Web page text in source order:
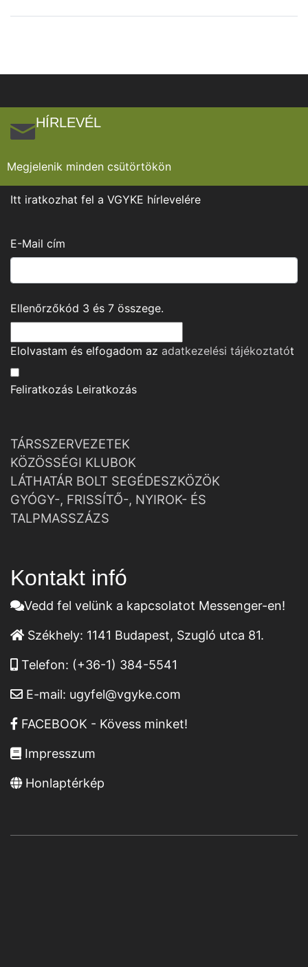
HÍRLEVÉL
Megjelenik minden csütörtökön
Itt iratkozhat fel a VGYKE hírlevelére
E-Mail cím
Ellenőrzőkód 3 és 7 összege.
Elolvastam és elfogadom az adatkezelési tájékoztatót
Feliratkozás Leiratkozás
TÁRSSZERVEZETEK
KÖZÖSSÉGI KLUBOK
LÁTHATÁR BOLT SEGÉDESZKÖZÖK
GYÓGY-, FRISSÍTŐ-, NYIROK- ÉS
TALPMASSZÁZS
Kontakt infó
Vedd fel velünk a kapcsolatot Messenger-en!
Székhely: 1141 Budapest, Szugló utca 81.
Telefon: (+36-1) 384-5541
E-mail: ugyfel@vgyke.com
FACEBOOK - Kövess minket!
Impresszum
Honlaptérkép